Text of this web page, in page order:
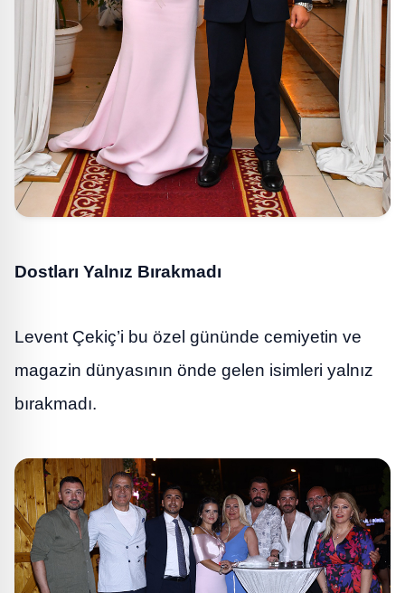
Dostları Yalnız Bırakmadı
Levent Çekiç’i bu özel gününde cemiyetin ve
magazin dünyasının önde gelen isimleri yalnız
bırakmadı.